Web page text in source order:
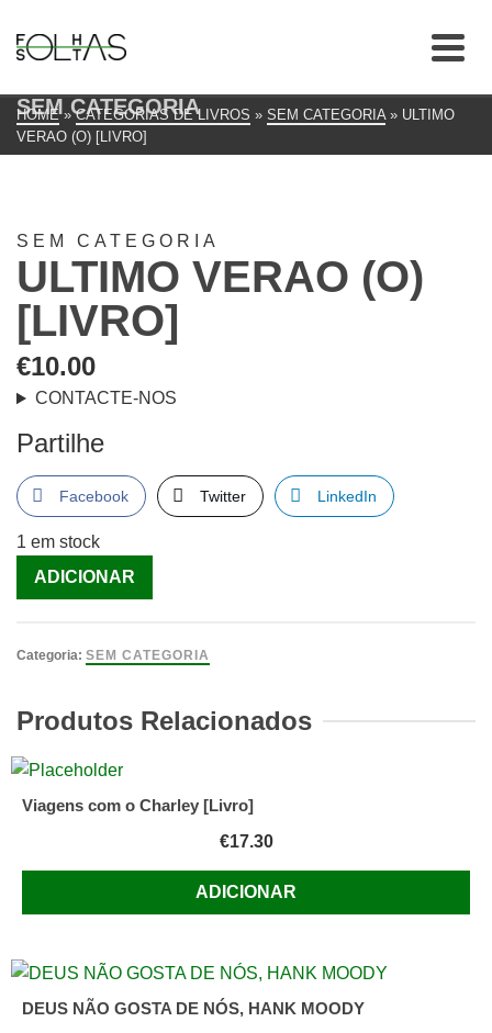
SEM CATEGORIA
HOME » CATEGORIAS DE LIVROS » SEM CATEGORIA » ULTIMO
VERAO (O) [LIVRO]
SEM CATEGORIA
ULTIMO VERAO (O)
[LIVRO]
€10.00
CONTACTE-NOS
Partilhe
Facebook Twitter LinkedIn
1 em stock
Quantidade
de
verao
ADICIONAR
Categoria: SEM CATEGORIA
Produtos Relacionados
Viagens com o Charley [Livro]
€17.30
ADICIONAR
DEUS NÃO GOSTA DE NÓS, HANK MOODY